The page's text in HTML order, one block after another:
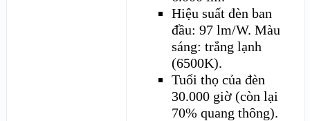
Hiệu suất đèn ban
đầu: 97 lm/W. Màu
sáng: trắng lạnh
(6500K).
Tuổi thọ của đèn
30.000 giờ (còn lại
70% quang thông).